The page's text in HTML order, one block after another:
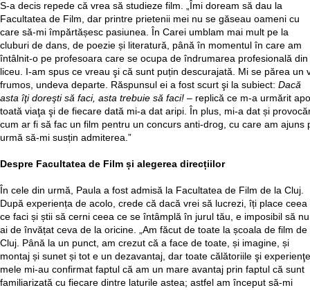
S-a decis repede că vrea să studieze film. „Îmi doream să dau la
Facultatea de Film, dar printre prietenii mei nu se găseau oameni cu
care să-mi împărtășesc pasiunea. În Carei umblam mai mult pe la
cluburi de dans, de poezie și literatură, până în momentul în care am
întâlnit-o pe profesoara care se ocupa de îndrumarea profesională din
liceu. I-am spus ce vreau şi că sunt puțin descurajată. Mi se părea un
frumos, undeva departe. Răspunsul ei a fost scurt şi la subiect: Dacă
asta îţi doreşti să faci, asta trebuie să faci! – replică ce m-a urmărit
toată viaţa şi de fiecare dată mi-a dat aripi. În plus, mi-a dat și
cum ar fi să fac un film pentru un concurs anti-drog, cu care am ajuns
urmă să-mi susțin admiterea.”
Despre Facultatea de Film și alegerea direcțiilor
În cele din urmă, Paula a fost admisă la Facultatea de Film de la Cluj.
După experiența de acolo, crede că dacă vrei să lucrezi, îți place ceea
ce faci și știi să cerni ceea ce se întâmplă în jurul tău, e imposibil să nu
ai de învățat ceva de la oricine. „Am făcut de toate la școala de film de
Cluj. Până la un punct, am crezut că a face de toate, și imagine, și
montaj și sunet și tot e un dezavantaj, dar toate călătoriile şi
mele mi-au confirmat faptul că am un mare avantaj prin faptul că sunt
familiarizată cu fiecare dintre laturile astea; astfel am început să-mi